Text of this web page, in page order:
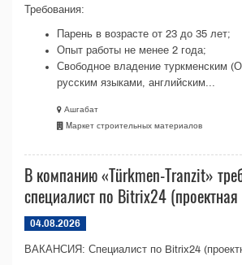
Требования:
Парень в возрасте от 23 до 35 лет;
Опыт работы не менее 2 года;
Свободное владение туркменским
русским языками, английским...
Ашгабат
Mаркет строительных материалов
В компанию «Türkmen-Tranzit»
специалист по Bitrix24 (проектная
04.08.2026
ВАКАНСИЯ: Специалист по Bitrix24